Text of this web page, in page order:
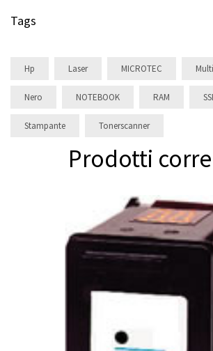
Tags
Hp Laser MICROTEC
Nero NOTEBOOK RAM
Stampante Tonerscanner
Prodotti